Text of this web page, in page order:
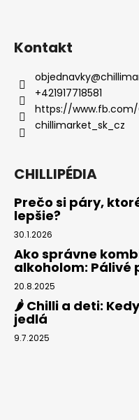
Kontakt
objednavky@
+421917718581
https://www.fb.com/
chillimarket_sk_cz
CHILLIPÉDIA
Prečo si páry,
lepšie?
30.1.2026
Ako správne
alkoholom: Pálivé
20.8.2025
🌶️ Chilli a deti:
jedlá
9.7.2025